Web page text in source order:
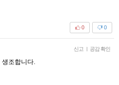
0
0
신고 | 공감 확인
조합니다.